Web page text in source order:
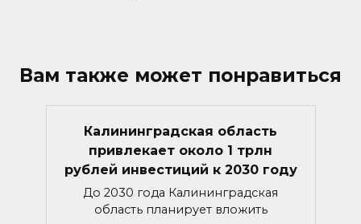
Вам также может понравиться
Калининградская область
привлекает около 1 трлн
рублей инвестиций к 2030 году
До 2030 года Калининградская
область планирует вложить